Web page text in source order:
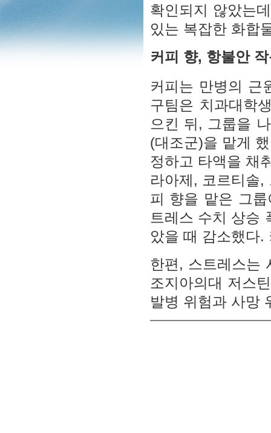
확인되지 않았는
있는 복잡한 화합
커피 향, 항불안
커피는 만병의 근
구팀은 치과대학
으킨 뒤, 그룹을
(대조군)을 맡게
정하고 타액을 채
라아제, 코르티솔
피 향을 맡은 그
트레스 수치 상승
았을 때 감소했다.
한편, 스트레스는
조지아의대 저스
발병 위험과 사망